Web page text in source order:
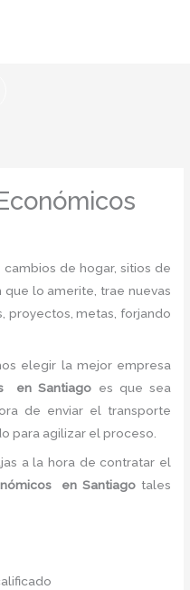
de hogar, sitios de
lo amerite, trae nuevas
proyectos, metas, forjando
elegir la mejor empresa
en Santiago es que sea
de enviar el transporte
para agilizar el proceso.
a la hora de contratar el
en Santiago tales